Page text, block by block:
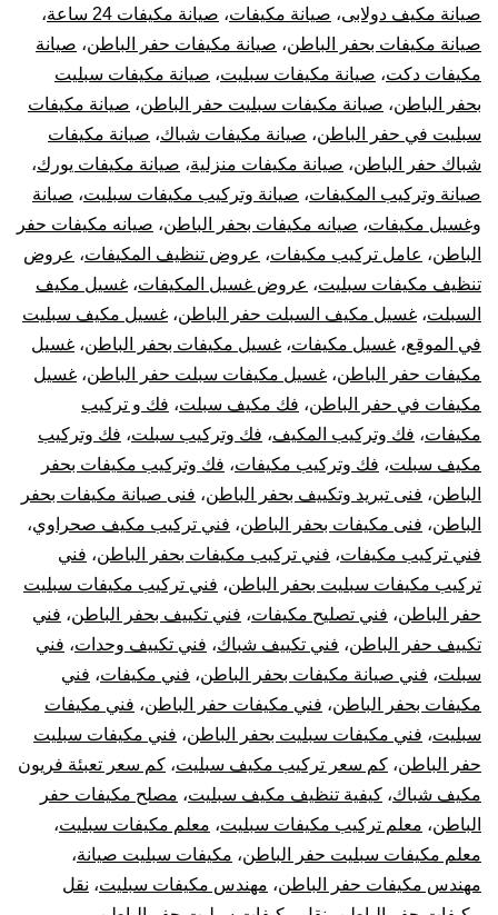
صيانة مكيف دولابى، صيانة مكيفات، صيانة مكيفات 24 ساعة
،
صيانة مكيفات بحفر الباطن، صيانة مكيفات حفر الباطن، صيانة
مكيفات دكت، صيانة مكيفات سبليت، صيانة مكيفات سبليت
بحفر الباطن، صيانة مكيفات سبليت حفر الباطن، صيانة مكيفات
سبليت في حفر الباطن، صيانة مكيفات شباك، صيانة مكيفات
شباك حفر الباطن، صيانة مكيفات منزلية، صيانة مكيفات يورك،
صيانة وتركيب المكيفات، صيانة وتركيب مكيفات سبليت، صيانة
وغسيل مكيفات، صيانه مكيفات بحفر الباطن، صيانه مكيفات حفر
الباطن، عامل تركيب مكيفات، عروض تنظيف المكيفات، عروض
تنظيف مكيفات سبليت، عروض غسيل المكيفات، غسيل مكيف
السبلت، غسيل مكيف السبلت حفر الباطن، غسيل مكيف سبليت
في الموقع، غسيل مكيفات، غسيل مكيفات بحفر الباطن، غسيل
مكيفات حفر الباطن، غسيل مكيفات سبلت حفر الباطن، غسيل
مكيفات في حفر الباطن، فك مكيف سبلت، فك و تركيب
مكيفات، فك وتركيب المكيف، فك وتركيب سبلت، فك وتركيب
مكيف سبلت، فك وتركيب مكيفات، فك وتركيب مكيفات بحفر
الباطن، فنى تبريد وتكييف بحفر الباطن، فنى صيانة مكيفات بحفر
الباطن، فنى مكيفات بحفر الباطن، فني تركيب مكيف صحراوي،
فني تركيب مكيفات، فني تركيب مكيفات بحفر الباطن، فني
تركيب مكيفات سبليت بحفر الباطن، فني تركيب مكيفات سبليت
حفر الباطن، فني تصليح مكيفات، فني تكييف بحفر الباطن، فني
تكييف حفر الباطن، فني تكييف شباك، فني تكييف وحدات، فني
سبلت، فني صيانة مكيفات بحفر الباطن، فني مكيفات، فني
مكيفات بحفر الباطن، فني مكيفات حفر الباطن، فني مكيفات
سبليت، فني مكيفات سبليت بحفر الباطن، فني مكيفات سبليت
حفر الباطن، كم سعر تركيب مكيف سبليت، كم سعر تعبئة فريون
مكيف شباك، كيفية تنظيف مكيف سبليت، مصلح مكيفات حفر
الباطن، معلم تركيب مكيفات سبليت، معلم مكيفات سبليت،
معلم مكيفات سبليت حفر الباطن، مكيفات سبليت صيانة،
مهندس مكيفات حفر الباطن، مهندس مكيفات سبليت، نقل